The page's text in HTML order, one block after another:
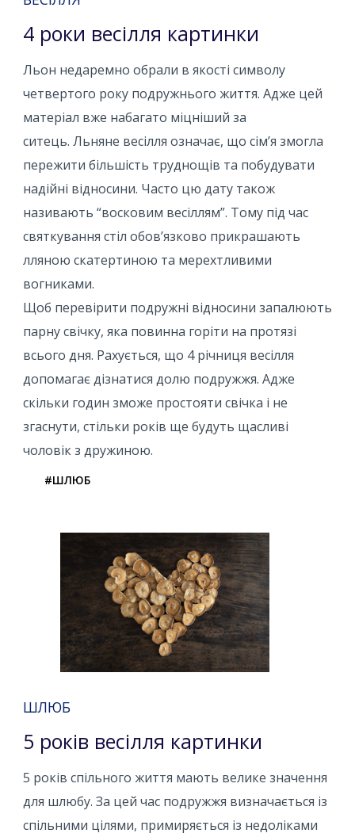
4 роки весілля картинки
Льон недаремно обрали в якості символу
четвертого року подружнього життя. Адже цей
матеріал вже набагато міцніший за
ситець. Льняне весілля означає, що сім’я змогла
пережити більшість труднощів та побудувати
надійні відносини. Часто цю дату також
називають “восковим весіллям”. Тому під час
святкування стіл обов’язково прикрашають
лляною скатертиною та мерехтливими
вогниками.
Щоб перевірити подружні відносини запалюють
парну свічку, яка повинна горіти на протязі
всього дня. Рахується, що 4 річниця весілля
допомагає дізнатися долю подружжя. Адже
скільки годин зможе простояти свічка і не
згаснути, стільки років ще будуть щасливі
чоловік з дружиною.
#ШЛЮБ
ШЛЮБ
5 років весілля картинки
5 років спільного життя мають велике значення
для шлюбу. За цей час подружжя визначається із
спільними цілями, примиряється із недоліками